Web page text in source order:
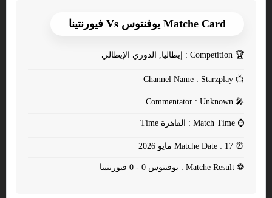
Matche Card يوفنتوس Vs فيورنتينا
🏆
📺
🎤
⌚
⏰
⚽